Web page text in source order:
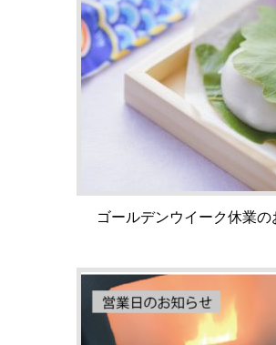
ゴールデンウイーク休業